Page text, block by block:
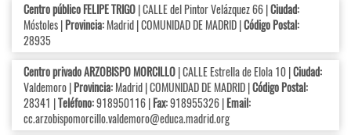
Centro público FELIPE TRIGO| CALLE del Pintor Velázquez 66 |Ciudad:
Móstoles |Provincia:Madrid | COMUNIDAD DE MADRID |Código Postal:
28935
Centro privado ARZOBISPO MORCILLO| CALLE Estrella de Elola 10 |Ciudad:
Valdemoro |Provincia:Madrid | COMUNIDAD DE MADRID |Código Postal:
28341 |Teléfono:918950116 |Fax:918955326 |Email:
cc.arzobispomorcillo.valdemoro@educa.madrid.org